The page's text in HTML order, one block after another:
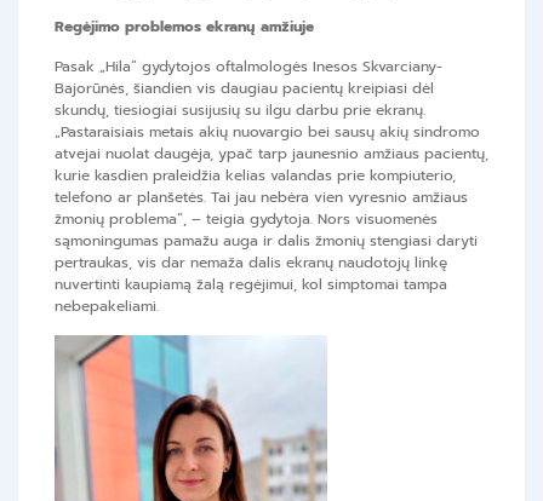
Regėjimo problemos ekranų amžiuje
Pasak „Hila” gydytojos oftalmologės Inesos Skvarciany-
Bajorūnės, šiandien vis daugiau pacientų kreipiasi dėl
skundų, tiesiogiai susijusių su ilgu darbu prie ekranų.
„Pastaraisiais metais akių nuovargio bei sausų akių sindromo
atvejai nuolat daugėja, ypač tarp jaunesnio amžiaus pacientų,
kurie kasdien praleidžia kelias valandas prie kompiuterio,
telefono ar planšetės. Tai jau nebėra vien vyresnio amžiaus
žmonių problema”, – teigia gydytoja. Nors visuomenės
sąmoningumas pamažu auga ir dalis žmonių stengiasi daryti
pertraukas, vis dar nemaža dalis ekranų naudotojų linkę
nuvertinti kaupiamą žalą regėjimui, kol simptomai tampa
nebepakeliami.